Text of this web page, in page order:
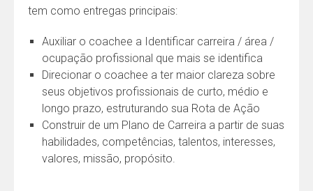
tem como entregas principais:
Auxiliar o coachee a Identificar carreira / área /
ocupação profissional que mais se identifica
Direcionar o coachee a ter maior clareza sobre
seus objetivos profissionais de curto, médio e
longo prazo, estruturando sua Rota de Ação
Construir de um Plano de Carreira a partir de suas
habilidades, competências, talentos, interesses,
valores, missão, propósito.